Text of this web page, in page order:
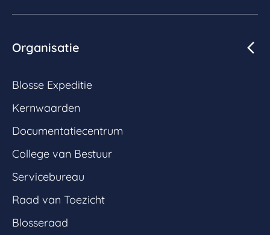
Organisatie
Blosse Expeditie
Kernwaarden
Documentatiecentrum
College van Bestuur
Servicebureau
Raad van Toezicht
Blosseraad